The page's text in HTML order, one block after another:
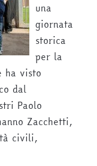
una
giornata
storica
per la
ha visto
dal
Paolo
Zacchetti,
civili,